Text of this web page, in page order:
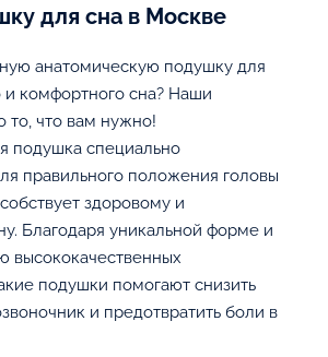
В корзину
для сна в Москве
анатомическую подушку для
и комфортного сна? Наши
то, что вам нужно!
подушка специально
правильного положения головы
здоровому и
Благодаря уникальной форме и
высококачественных
подушки помогают снизить
и предотвратить боли в